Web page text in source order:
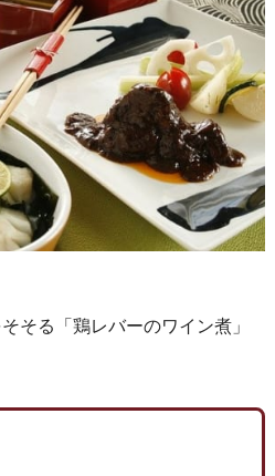
そる「鶏レバーのワイン煮」